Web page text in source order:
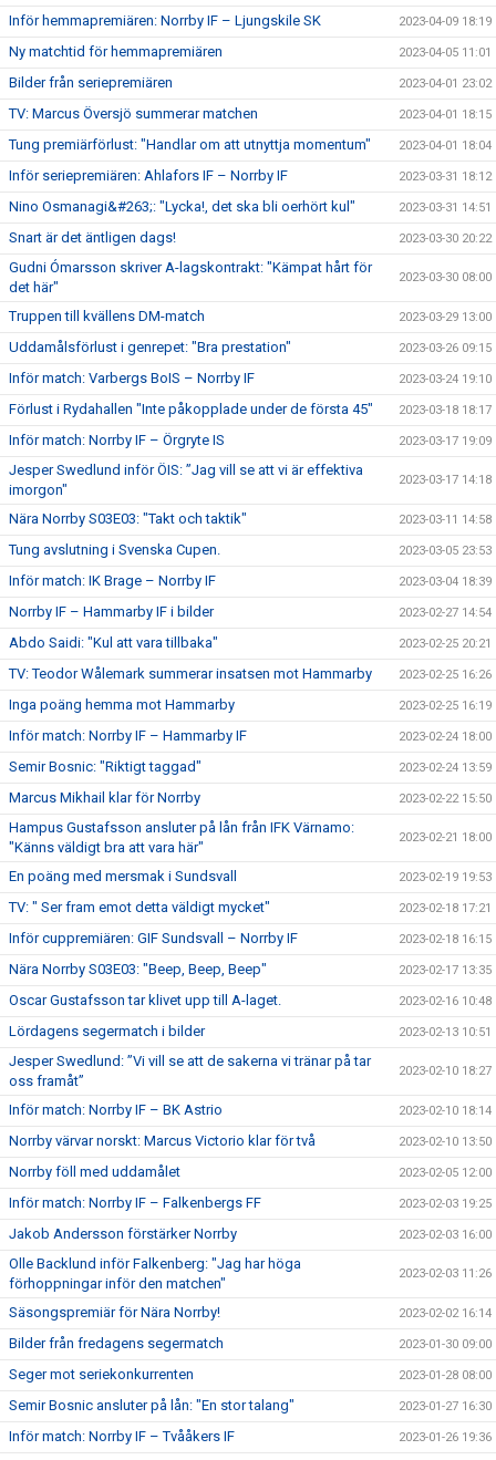
Inför hemmapremiären: Norrby IF – Ljungskile SK 2023-04-09 18:19
Ny matchtid för hemmapremiären 2023-04-05 11:01
Bilder från seriepremiären 2023-04-01 23:02
TV: Marcus Översjö summerar matchen 2023-04-01 18:15
Tung premiärförlust: "Handlar om att utnyttja momentum" 2023-04-01 18:04
Inför seriepremiären: Ahlafors IF – Norrby IF 2023-03-31 18:12
Nino Osmanagi&#263;: "Lycka!, det ska bli oerhört kul" 2023-03-31 14:51
Snart är det äntligen dags! 2023-03-30 20:22
Gudni Ómarsson skriver A-lagskontrakt: "Kämpat hårt för
det här"
2023-03-30 08:00
Truppen till kvällens DM-match 2023-03-29 13:00
Uddamålsförlust i genrepet: "Bra prestation" 2023-03-26 09:15
Inför match: Varbergs BoIS – Norrby IF 2023-03-24 19:10
Förlust i Rydahallen "Inte påkopplade under de första 45" 2023-03-18 18:17
Inför match: Norrby IF – Örgryte IS 2023-03-17 19:09
Jesper Swedlund inför ÖIS: ”Jag vill se att vi är effektiva
imorgon"
2023-03-17 14:18
Nära Norrby S03E03: "Takt och taktik" 2023-03-11 14:58
Tung avslutning i Svenska Cupen. 2023-03-05 23:53
Inför match: IK Brage – Norrby IF 2023-03-04 18:39
Norrby IF – Hammarby IF i bilder 2023-02-27 14:54
Abdo Saidi: "Kul att vara tillbaka" 2023-02-25 20:21
TV: Teodor Wålemark summerar insatsen mot Hammarby 2023-02-25 16:26
Inga poäng hemma mot Hammarby 2023-02-25 16:19
Inför match: Norrby IF – Hammarby IF 2023-02-24 18:00
Semir Bosnic: "Riktigt taggad" 2023-02-24 13:59
Marcus Mikhail klar för Norrby 2023-02-22 15:50
Hampus Gustafsson ansluter på lån från IFK Värnamo:
"Känns väldigt bra att vara här"
2023-02-21 18:00
En poäng med mersmak i Sundsvall 2023-02-19 19:53
TV: " Ser fram emot detta väldigt mycket" 2023-02-18 17:21
Inför cuppremiären: GIF Sundsvall – Norrby IF 2023-02-18 16:15
Nära Norrby S03E03: "Beep, Beep, Beep" 2023-02-17 13:35
Oscar Gustafsson tar klivet upp till A-laget. 2023-02-16 10:48
Lördagens segermatch i bilder 2023-02-13 10:51
Jesper Swedlund: ”Vi vill se att de sakerna vi tränar på tar
oss framåt”
2023-02-10 18:27
Inför match: Norrby IF – BK Astrio 2023-02-10 18:14
Norrby värvar norskt: Marcus Victorio klar för två 2023-02-10 13:50
Norrby föll med uddamålet 2023-02-05 12:00
Inför match: Norrby IF – Falkenbergs FF 2023-02-03 19:25
Jakob Andersson förstärker Norrby 2023-02-03 16:00
Olle Backlund inför Falkenberg: "Jag har höga
förhoppningar inför den matchen"
2023-02-03 11:26
Säsongspremiär för Nära Norrby! 2023-02-02 16:14
Bilder från fredagens segermatch 2023-01-30 09:00
Seger mot seriekonkurrenten 2023-01-28 08:00
Semir Bosnic ansluter på lån: "En stor talang" 2023-01-27 16:30
Inför match: Norrby IF – Tvååkers IF 2023-01-26 19:36